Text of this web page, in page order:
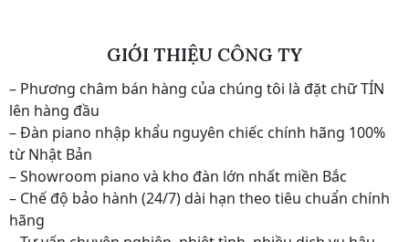
GIỚI THIỆU CÔNG TY
– Phương châm bán hàng của chúng tôi là đặt chữ TÍN
lên hàng đầu
– Đàn piano nhập khẩu nguyên chiếc chính hãng 100%
từ Nhật Bản
– Showroom piano và kho đàn lớn nhất miền Bắc
– Chế độ bảo hành (24/7) dài hạn theo tiêu chuẩn chính
hãng